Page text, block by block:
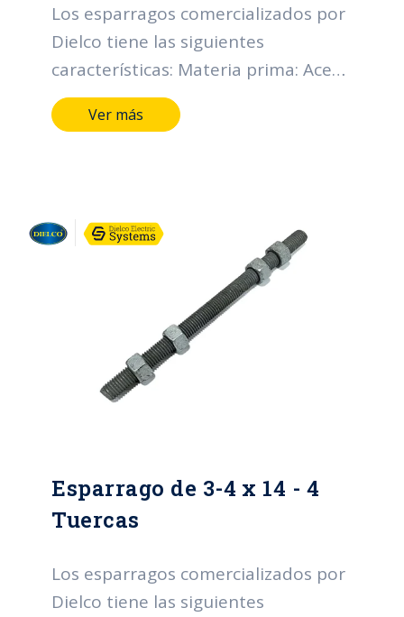
Los esparragos comercializados por
Dielco tiene las siguientes
características: Materia prima: Acero
SAE 1010-1020 Diámetro nominal
rosca UNC (D) (pulgadas): Desde 1/2
caliente. Espesor mínimo individual
(micras): 43. Espesor mínimo
promedio (micras): 53. Grado de
recubrimiento: High grade. Normas:
NTC y RETIE.
Ver más
Esparrago de 3-4 x 14 - 4
Tuercas
Los esparragos comercializados por
Dielco tiene las siguientes